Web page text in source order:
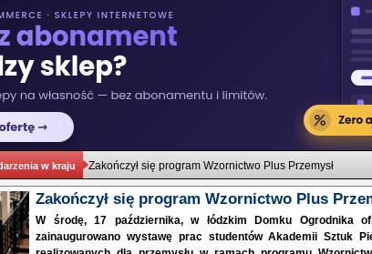
w kraju Zakończył się program Wzornictwo Plus Przemysł
Zakończył się program Wzornictwo Plus
W środę, 17 października, w łódzkim Domku Ogrodnika
zainaugurowano wystawę prac studentów Akademii Sztuk